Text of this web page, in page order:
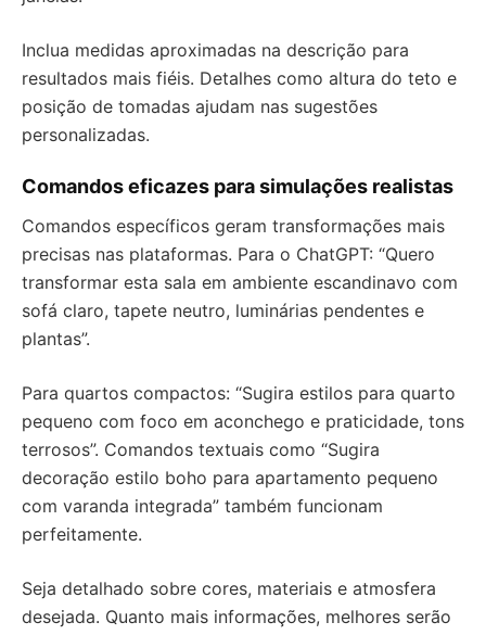
Inclua medidas aproximadas na descrição para
resultados mais fiéis. Detalhes como altura do teto e
posição de tomadas ajudam nas sugestões
personalizadas.
Comandos eficazes para simulações realistas
Comandos específicos geram transformações mais
precisas nas plataformas. Para o ChatGPT: “Quero
transformar esta sala em ambiente escandinavo com
sofá claro, tapete neutro, luminárias pendentes e
plantas”.
Para quartos compactos: “Sugira estilos para quarto
pequeno com foco em aconchego e praticidade, tons
terrosos”. Comandos textuais como “Sugira
decoração estilo boho para apartamento pequeno
com varanda integrada” também funcionam
perfeitamente.
Seja detalhado sobre cores, materiais e atmosfera
desejada. Quanto mais informações, melhores serão